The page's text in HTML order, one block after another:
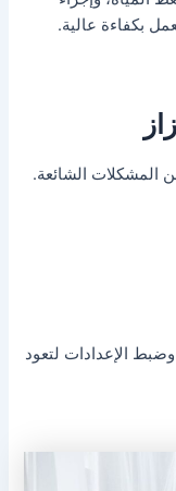
بكفاءة عالية.
المشكلات الشائعة.
وضبط الإعدادات لتعود